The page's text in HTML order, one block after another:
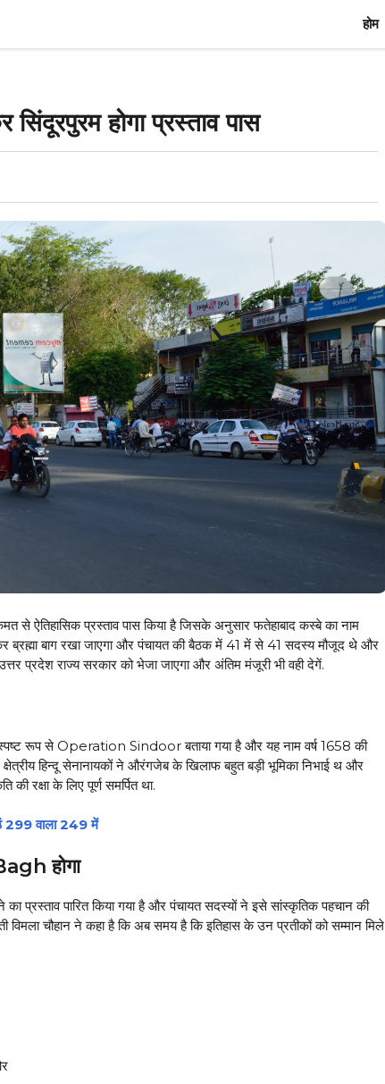
होम
होगा प्रस्ताव पास
से ऐतिहासिक प्रस्ताव पास किया है जिसके अनुसार फतेहाबाद कस्बे का नाम
ब्रह्मा बाग रखा जाएगा और पंचायत की बैठक में 41 में से 41 सदस्य मौजूद थे और
प्रदेश राज्य सरकार को भेजा जाएगा और अंतिम मंजूरी भी वही देगें.
स्पष्ट रूप से Operation Sindoor बताया गया है और यह नाम वर्ष 1658 की
हिन्दू सेनानायकों ने औरंगजेब के खिलाफ बहुत बड़ी भूमिका निभाई थ और
रक्षा के लिए पूर्ण समर्पित था.
299 वाला 249 में
होगा
का प्रस्ताव पारित किया गया है और पंचायत सदस्यों ने इसे सांस्कृतिक पहचान की
विमला चौहान ने कहा है कि अब समय है कि इतिहास के उन प्रतीकों को सम्मान मिले